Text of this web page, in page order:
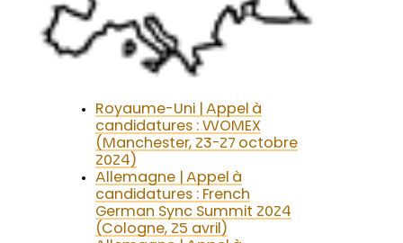
Royaume-Uni | Appel à
candidatures : WOMEX
(Manchester, 23-27 octobre
2024)
Allemagne | Appel à
candidatures : French
German Sync Summit 2024
(Cologne, 25 avril)